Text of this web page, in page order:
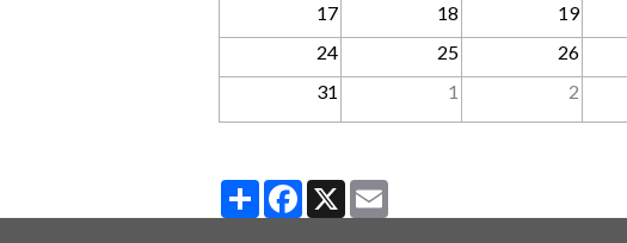
17
18 19
24
25 26
31
1 2
PartagerFacebook
X